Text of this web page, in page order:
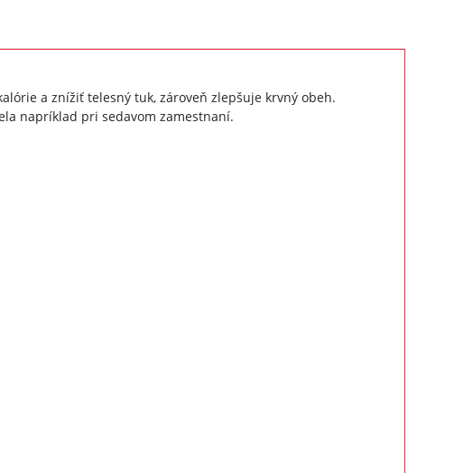
a znížiť telesný tuk, zároveň zlepšuje krvný obeh.
napríklad pri sedavom zamestnaní.